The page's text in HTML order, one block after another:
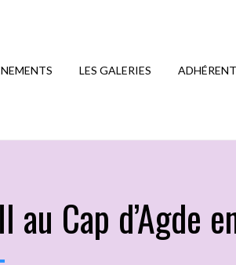
LES GALERIES
au Cap d’Agde